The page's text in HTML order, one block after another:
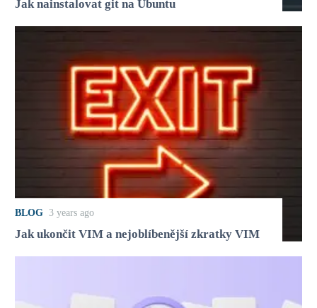
Jak nainstalovat git na Ubuntu
BLOG 3 years ago
Jak ukončit VIM a nejoblíbenější zkratky VIM